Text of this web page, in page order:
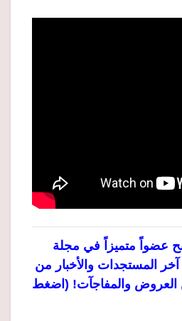
عضواً متميزاً في مجلة
المستجدات والأخبار من
العروض والمفاجآت! (اضغط